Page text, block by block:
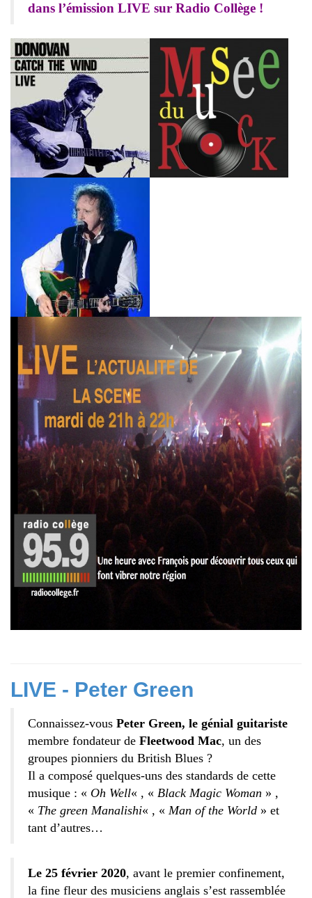
dans l’émission LIVE sur Radio Collège !
LIVE - Peter Green
Connaissez-vous Peter Green, le génial guitariste
membre fondateur de Fleetwood Mac, un des
groupes pionniers du British Blues ?
Il a composé quelques-uns des standards de cette
musique : « Oh Well« , « Black Magic Woman » ,
« The green Manalishi« , « Man of the World » et
tant d’autres…
Le 25 février 2020, avant le premier confinement,
la fine fleur des musiciens anglais s’est rassemblée